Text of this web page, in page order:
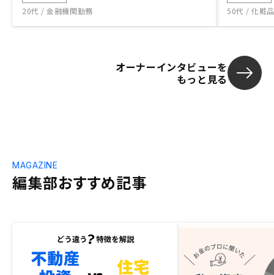
20代 / 金融機関勤務 50代 / 化粧
オーナーインタビューを
もっと見る
編集部おすすめ記事
MAGAZINE